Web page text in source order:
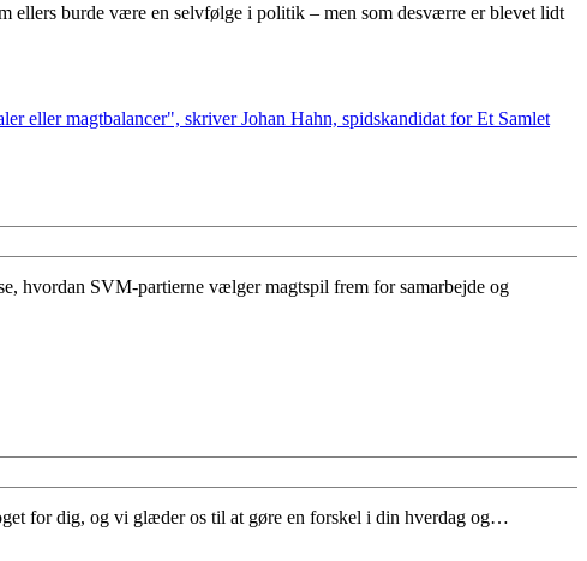
ellers burde være en selvfølge i politik – men som desværre er blevet lidt
hvordan SVM-partierne vælger magtspil frem for samarbejde og
for dig, og vi glæder os til at gøre en forskel i din hverdag og…